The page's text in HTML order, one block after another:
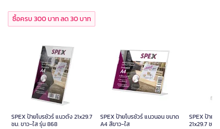
ซื้อครบ 300 บาท ลด 30 บาท
SPEX ป้ายโบรชัวร์ แนวตั้ง 21x29.7
ซม. ขาว-ใส รุ่น 868
SPEX ป้ายโบรชัวร์ แนวนอน ขนาด
A4 สีขาว-ใส
SPEX ป้าย
21x29.7 ซม.